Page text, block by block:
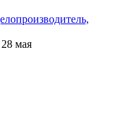
28 мая